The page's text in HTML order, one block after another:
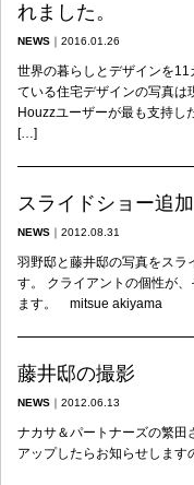
れました。
NEWS ｜ 2016.01.26
世界の暮らしとデザインを
ている住宅デザインの写真
Houzzユーザーが最も支持し
[…]
スライドショー追
NEWS ｜ 2012.08.31
羽野邸と藤井邸の写真をスラ
す。 クライアントの個性が
ます。 mitsue akiyama
藤井邸の撮影
NEWS ｜ 2012.06.13
ナカサ＆パートナーズの繁田
アップしたらお知らせしま